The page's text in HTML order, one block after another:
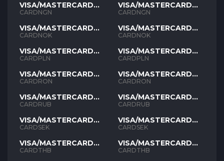
VISA/MASTERCARD
NGN
CARDNGN
VISA/MASTERCARD
NOK
CARDNOK
VISA/MASTERCARD
PLN
CARDPLN
VISA/MASTERCARD
RON
CARDRON
VISA/MASTERCARD
RUB
CARDRUB
VISA/MASTERCARD
SEK
CARDSEK
VISA/MASTERCARD
THB
CARDTHB
VISA/MASTERCARD
NGN
CARDNGN
VISA/MASTERCARD
NOK
CARDNOK
VISA/MASTERCARD
PLN
CARDPLN
VISA/MASTERCARD
RON
CARDRON
VISA/MASTERCARD
RUB
CARDRUB
VISA/MASTERCARD
SEK
CARDSEK
VISA/MASTERCARD
THB
CARDTHB